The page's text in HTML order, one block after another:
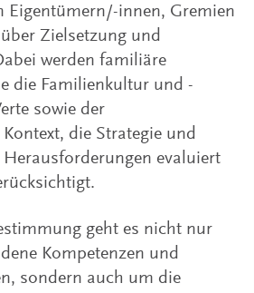
Eigentümern/-innen, Gremien
Zielsetzung und
werden familiäre
die Familienkultur und -
sowie der
die Strategie und
evaluiert
geht es nicht nur
Kompetenzen und
sondern auch um die